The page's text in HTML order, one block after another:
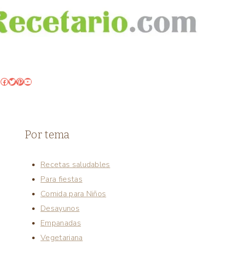
Facebook
Twitter
Pinterest
YouTube
Por tema
Recetas saludables
Para fiestas
Comida para Niños
Desayunos
Empanadas
Vegetariana